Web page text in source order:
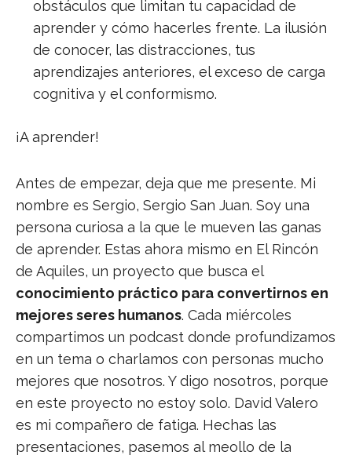
obstáculos que limitan tu capacidad de
aprender y cómo hacerles frente. La ilusión
de conocer, las distracciones, tus
aprendizajes anteriores, el exceso de carga
cognitiva y el conformismo.
¡A aprender!
Antes de empezar, deja que me presente. Mi
nombre es Sergio, Sergio San Juan. Soy una
persona curiosa a la que le mueven las ganas
de aprender. Estas ahora mismo en El Rincón
de Aquiles, un proyecto que busca el
conocimiento práctico para convertirnos en
mejores seres humanos. Cada miércoles
compartimos un podcast donde profundizamos
en un tema o charlamos con personas mucho
mejores que nosotros. Y digo nosotros, porque
en este proyecto no estoy solo. David Valero
es mi compañero de fatiga. Hechas las
presentaciones, pasemos al meollo de la